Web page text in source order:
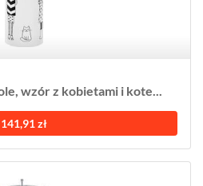
wzór z kobietami i kote...
141,91 zł